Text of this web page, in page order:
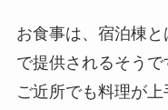
お食事は、宿泊棟
で提供されるそうで
ご近所でも料理が